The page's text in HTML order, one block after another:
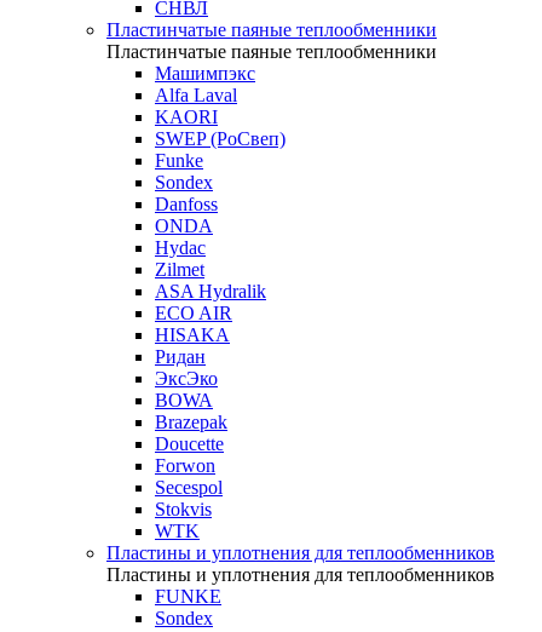
СНВЛ
Пластинчатые паяные теплообменники
Пластинчатые паяные теплообменники
Машимпэкс
Alfa Laval
KAORI
SWEP (РоСвеп)
Funke
Sondex
Danfoss
ONDA
Hydac
Zilmet
ASA Hydralik
ECO AIR
HISAKA
Ридан
ЭксЭко
BOWA
Brazepak
Doucette
Forwon
Secespol
Stokvis
WTK
Пластины и уплотнения для теплообменников
Пластины и уплотнения для теплообменников
FUNKE
Sondex